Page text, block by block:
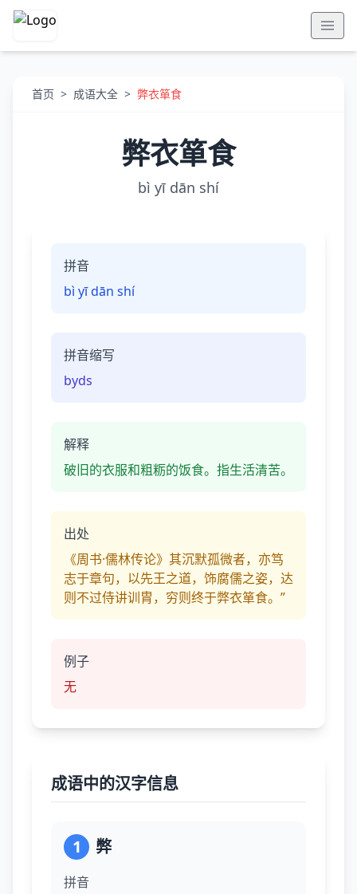
首页 > 成语大全 > 弊衣箪食
弊衣箪食
bì yī dān shí
拼音
bì yī dān shí
拼音缩写
byds
解释
破旧的衣服和粗粝的饭食。指生活清苦。
出处
《周书·儒林传论》其沉默孤微者，亦笃
志于章句，以先王之道，饰腐儒之姿，达
则不过侍讲训胄，穷则终于弊衣箪食。”
例子
无
成语中的汉字信息
1 弊
拼音